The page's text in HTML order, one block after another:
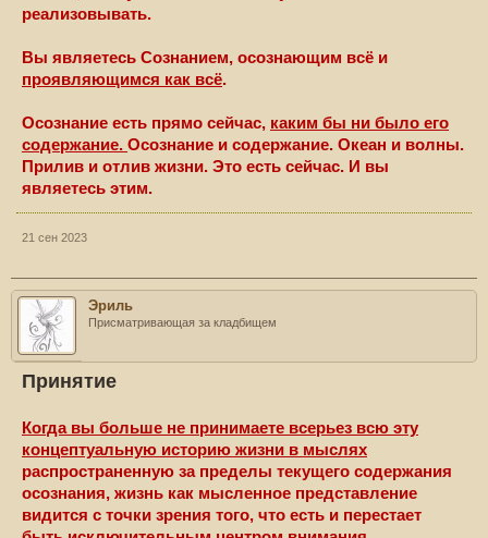
реализовывать.
Вы являетесь Сознанием, осознающим всё и
проявляющимся как всё.
Осознание есть прямо сейчас, каким бы ни было его
содержание. Осознание и содержание. Океан и волны.
Прилив и отлив жизни. Это есть сейчас. И вы
являетесь этим.
21 сен 2023
Эриль
Присматривающая за кладбищем
Принятие
Когда вы больше не принимаете всерьез всю эту
концептуальную историю жизни в мыслях
распространенную за пределы текущего содержания
осознания, жизнь как мысленное представление
видится с точки зрения того, что есть и перестает